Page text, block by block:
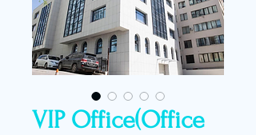
VIP Office(Office